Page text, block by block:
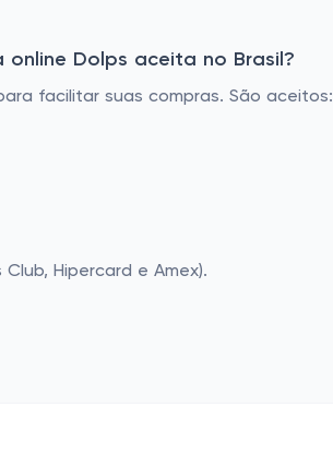
Dolps aceita no Brasil?
facilitar suas compras. São aceitos:
Hipercard e Amex).